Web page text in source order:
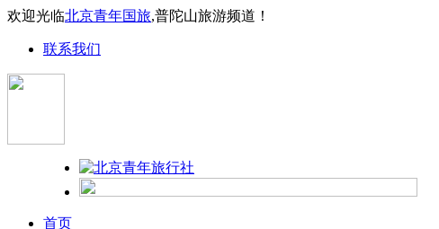
欢迎光临北京青年国旅,普陀山旅游频道！
联系我们
首页